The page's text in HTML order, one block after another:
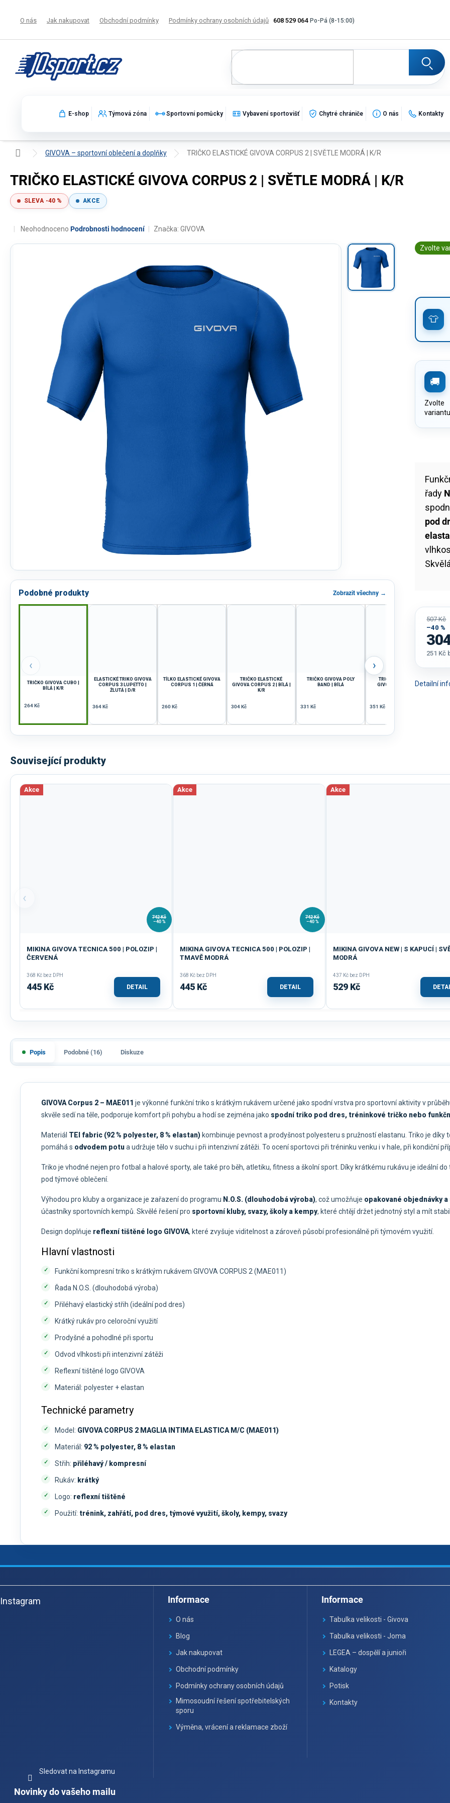
608 529 064
O nás Jak nakupovat Obchodní podmínky Podmínky ochrany osobních údajů Výměna, vrácení a reklamace zboží
E-shop Týmová zóna Sportovní pomůcky Vybavení sportovišť Chytré chrániče O nás Kontakty
Domů GIVOVA – sportovní oblečení a doplňky TRIČKO ELASTICKÉ GIVOVA CORPUS 2 | SVĚTLE MODRÁ | K/R
TRIČKO ELASTICKÉ GIVOVA CORPUS 2 | SVĚTLE MODRÁ | K/R
SLEVA -40 % AKCE
Průměrné
Neohodnoceno Podrobnosti hodnocení Značka: GIVOVA
Podobné produkty Zobrazit všechny →
‹
TRIČKO GIVOVA CUBO |
BÍLÁ | K/R
264 Kč
ELASTICKÉ TRIKO GIVOVA
CORPUS 3 LUPETTO |
ŽLUTÁ | D/R
364 Kč
TÍLKO ELASTICKÉ GIVOVA
CORPUS 1 | ČERNÁ
260 Kč
TRIČKO ELASTICKÉ
GIVOVA CORPUS 2 | BÍLÁ |
K/R
304 Kč
TRIČKO GIVOVA POLY
BAND | BÍLÁ
331 Kč
TRIČKO ELASTICKÉ
GIVOVA CORPUS 3 |
351 Kč
›
Zvolte
Zvolte
variantu
řady
pod
Detailní
507 Kč
–40 %
251 Kč
Související produkty
‹
Akce
742 Kč
–40 %
MIKINA GIVOVA TECNICA 500 | POLOZIP |
ČERVENÁ
368 Kč bez DPH
445 Kč DETAIL
Akce
742 Kč
–40 %
MIKINA GIVOVA TECNICA 500 | POLOZIP |
TMAVĚ MODRÁ
368 Kč bez DPH
445 Kč DETAIL
Akce
MIKINA GIVOVA NEW | S KAPUCÍ |
MODRÁ
437 Kč bez DPH
529 Kč
Popis Podobné (16) Diskuze
GIVOVA Corpus 2 – MAE011 je výkonné funkční triko s krátkým rukávem určené jako spodní vrstva pro sportovní aktivity v
skvěle sedí na těle, podporuje komfort při pohybu a hodí se zejména jako spodní triko pod dres, tréninkové tričko nebo
Materiál TEI fabric (92 % polyester, 8 % elastan) kombinuje pevnost a prodyšnost polyesteru s pružností elastanu. Triko je díky
pomáhá s odvodem potua udržuje tělo v suchu i při intenzivní zátěži. To ocení sportovci při tréninku venku i v hale, při kondiční
Triko je vhodné nejen pro fotbal a halové sporty, ale také pro běh, atletiku, fitness a školní sport. Díky krátkému rukávu je ideální
pod týmové oblečení.
Výhodou pro kluby a organizace je zařazení do programu N.O.S. (dlouhodobá výroba), což umožňuje opakované objednávky
účastníky sportovních kempů. Skvělé řešení pro sportovní kluby, svazy, školy a kempy, které chtějí držet jednotný styl a mít
Design doplňuje reflexní tištěné logo GIVOVA, které zvyšuje viditelnost a zároveň působí profesionálně při týmovém využití.
Hlavní vlastnosti
Funkční kompresní triko s krátkým rukávem GIVOVA CORPUS 2 (MAE011)
Řada N.O.S. (dlouhodobá výroba)
Přiléhavý elastický střih (ideální pod dres)
Krátký rukáv pro celoroční využití
Prodyšné a pohodlné při sportu
Odvod vlhkosti při intenzivní zátěži
Reflexní tištěné logo GIVOVA
Materiál: polyester + elastan
Technické parametry
Model: GIVOVA CORPUS 2 MAGLIA INTIMA ELASTICA M/C (MAE011)
Materiál: 92 % polyester, 8 % elastan
Střih: přiléhavý / kompresní
Rukáv: krátký
Logo: reflexní tištěné
Použití: trénink, zahřátí, pod dres, týmové využití, školy, kempy, svazy
á
pInstagram
Sledovat na Instagramu
Informace
O nás
Blog
Jak nakupovat
Obchodní podmínky
Podmínky ochrany osobních údajů
Mimosoudní řešení spotřebitelských
sporu
Výměna, vrácení a reklamace zboží
Informace
Tabulka velikosti - Givova
Tabulka velikosti - Joma
LEGEA – dospělí a junioři
Katalogy
Potisk
Kontakty
Novinky do vašeho mailu